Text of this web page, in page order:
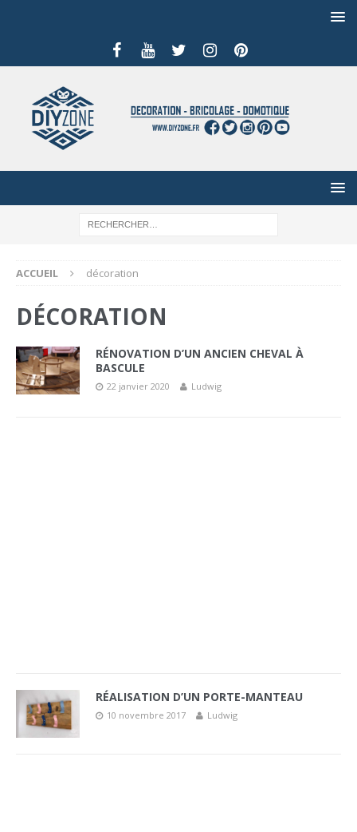
ACCUEIL décoration
DÉCORATION
RÉNOVATION D’UN ANCIEN CHEVAL À
BASCULE
22 janvier 2020 Ludwig
RÉALISATION D’UN PORTE-MANTEAU
10 novembre 2017 Ludwig